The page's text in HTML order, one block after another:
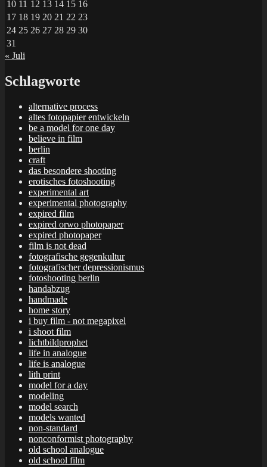
10 11 12 13 14 15 16
17 18 19 20 21 22 23
24 25 26 27 28 29 30
31
« Juli
Schlagworte
alternative process
altes fotopapier entwickeln
be a model for one day
believe in film
berlin
craft
das besondere shooting
erotisches fotoshooting
experimental art
experimental photography
expired film
expired orwo photopaper
expired photopaper
film is not dead
fotografische gegenkultur
fotografischer depressionismus
fotoshooting berlin
handabzug
handmade
home story
i buy film - not megapixel
i shoot film
lichtbildprophet
life in analogue
life is analogue
lith print
model for a day
modeling
model search
models wanted
non-standard
nonconformist photography
old school analogue
old school film